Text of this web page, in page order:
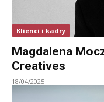
Klienci i kadry
Magdalena
Creatives
18/04/2025